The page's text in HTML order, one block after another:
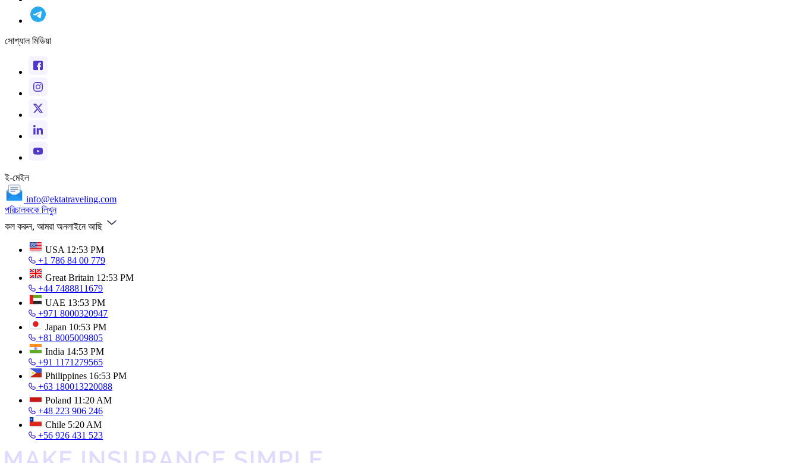
সোশ্যাল মিডিয়া
ই-মেইল
info@ektatraveling.com
পরিচালককে লিখুন
কল করুন, আমরা অনলাইনে আছি
USA 12:53 PM
+1 786 84 00 779
Great Britain 12:53 PM
+44 7488811679
UAE 13:53 PM
+971 8000320947
Japan 10:53 PM
+81 8005009805
India 14:53 PM
+91 1171279565
Philippines 16:53 PM
+63 180013220088
Poland 11:20 AM
+48 223 906 246
Chile 5:20 AM
+56 926 431 523